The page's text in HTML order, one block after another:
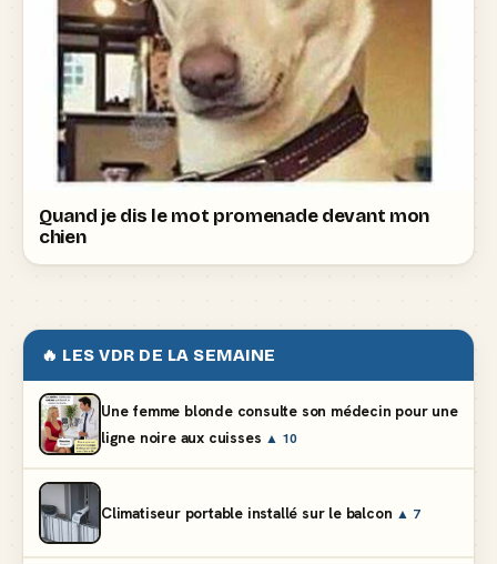
Quand je dis le mot promenade devant mon
chien
🔥 LES VDR DE LA SEMAINE
Une femme blonde consulte son médecin pour une
ligne noire aux cuisses ▲ 10
Climatiseur portable installé sur le balcon ▲ 7